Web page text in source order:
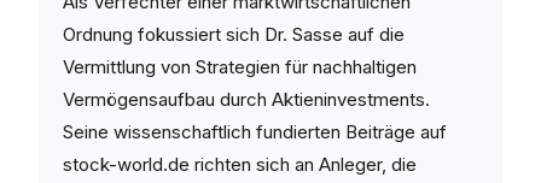
Ordnung fokussiert sich Dr. Sasse auf die
Vermittlung von Strategien für nachhaltigen
Vermögensaufbau durch Aktieninvestments.
Seine wissenschaftlich fundierten Beiträge auf
stock-world.de richten sich an Anleger, die